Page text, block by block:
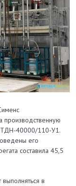
производственную
ТДН-40000/110-У1.
его
составила 45,5
в